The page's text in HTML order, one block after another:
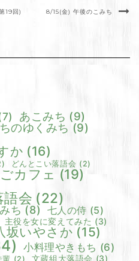
19回) 8/15(金) 午後のこみち
あこみち (9)
のゆくみち (9)
か (16)
どんとこい落語会 (2)
カフェ (19)
語会 (22)
ち (8) 七人の侍 (5)
主役を女に変えてみた (3)
坂いやさか (15)
小料理やきもち (6)
輩 (2) 文蔵組大落語会 (3)